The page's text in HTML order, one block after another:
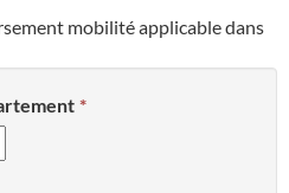
mobilité applicable dans